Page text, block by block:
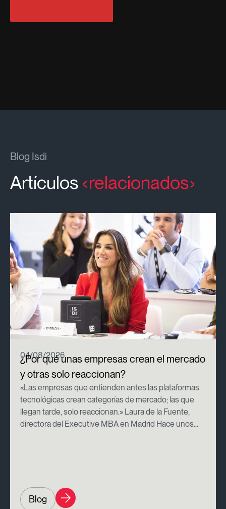
Blog Isdi
Artículos relacionados
04/08/2026
¿Por qué unas empresas crean el mercado
y otras solo reaccionan?
«Las empresas que entienden antes las plataformas
tecnológicas crean categorías de mercado; las que
llegan tarde, solo reaccionan.» Laura de la Fuente,
directora del Executive MBA en Madrid Hace unos...
Blog